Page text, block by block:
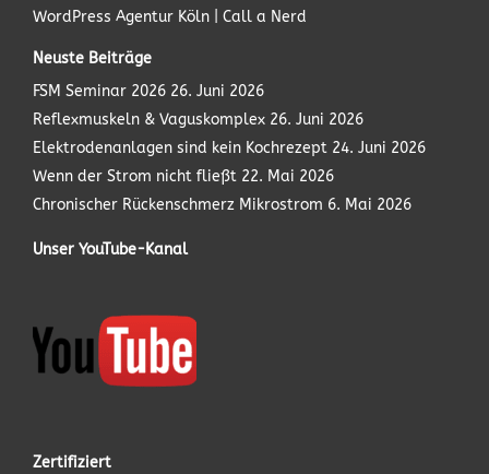
WordPress Agentur Köln | Call a Nerd
Neuste Beiträge
FSM Seminar 2026 26. Juni 2026
Reflexmuskeln & Vaguskomplex 26. Juni 2026
Elektrodenanlagen sind kein Kochrezept 24. Juni 2026
Wenn der Strom nicht fließt 22. Mai 2026
Chronischer Rückenschmerz Mikrostrom 6. Mai 2026
Unser YouTube-Kanal
Zertifiziert